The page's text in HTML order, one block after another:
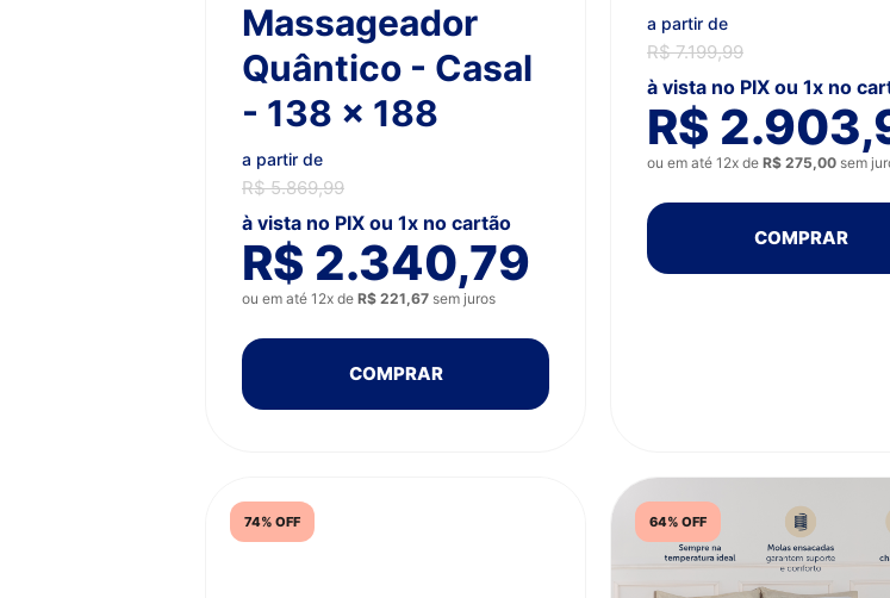
Massageador
Quântico - Casal
- 138 x 188
a partir de
R$ 5.869,99
à vista no PIX ou 1x no cartão
R$ 2.340,79
ou em até 12x de R$ 221,67 sem juros
COMPRAR
a partir de
R$ 7.199,99
à vista no PIX ou 1x no
R$
ou em até 12x de R$ 275,00 sem
COMPRAR
74% OFF 64% OFF